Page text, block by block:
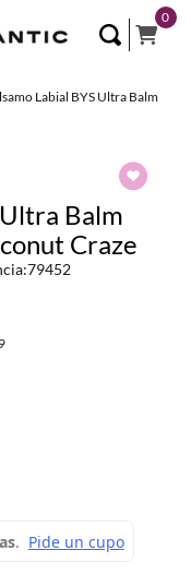
0
Labial BYS Ultra Balm
Balm
Craze
:79452